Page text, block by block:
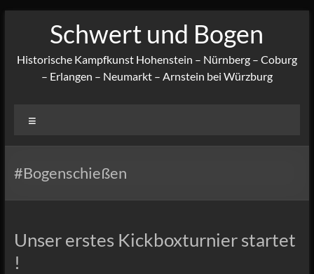
Schwert und Bogen
Historische Kampfkunst Hohenstein – Nürnberg – Coburg
– Erlangen – Neumarkt – Arnstein bei Würzburg
#Bogenschießen
Unser erstes Kickboxturnier startet
!